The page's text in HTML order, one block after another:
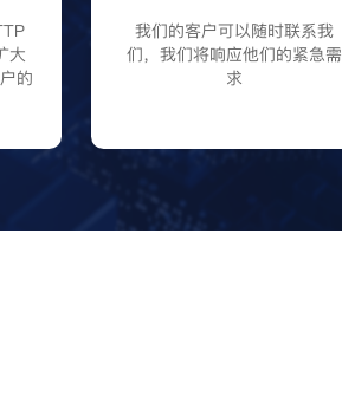
大
的
我们的客户可以随时联系我
们，我们将响应他们的紧急需
求